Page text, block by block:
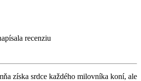
recenziu
získa srdce každého milovníka koní, ale